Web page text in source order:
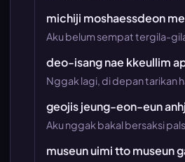
michiji moshaessdeon me
Aku belum sempat tergila-
deo-isang nae kkeullim
Nggak lagi, di depan tarikan
geojis jeung-eon-eun
Aku nggak bakal bersaksi
museun uimi tto museun